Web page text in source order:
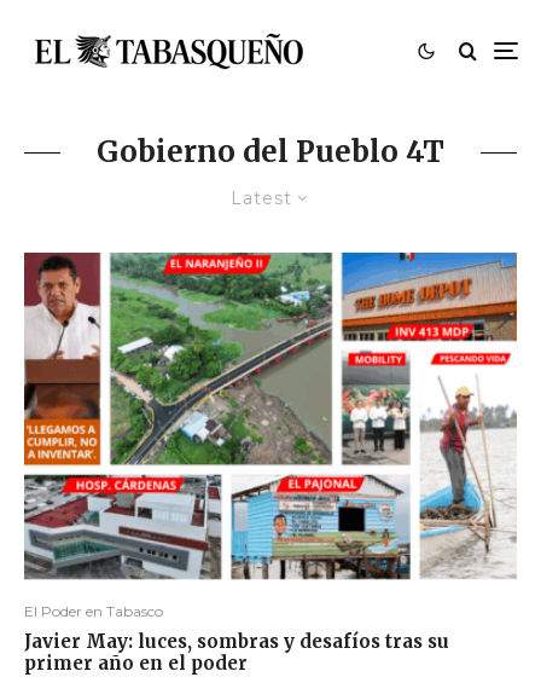
Gobierno del Pueblo 4T
Latest
El Poder en Tabasco
Javier May: luces, sombras y desafíos tras su
primer año en el poder